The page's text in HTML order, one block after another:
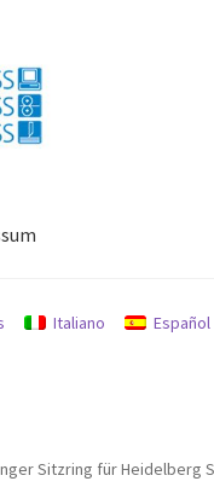
Italiano Español
Sitzring für Heidelberg